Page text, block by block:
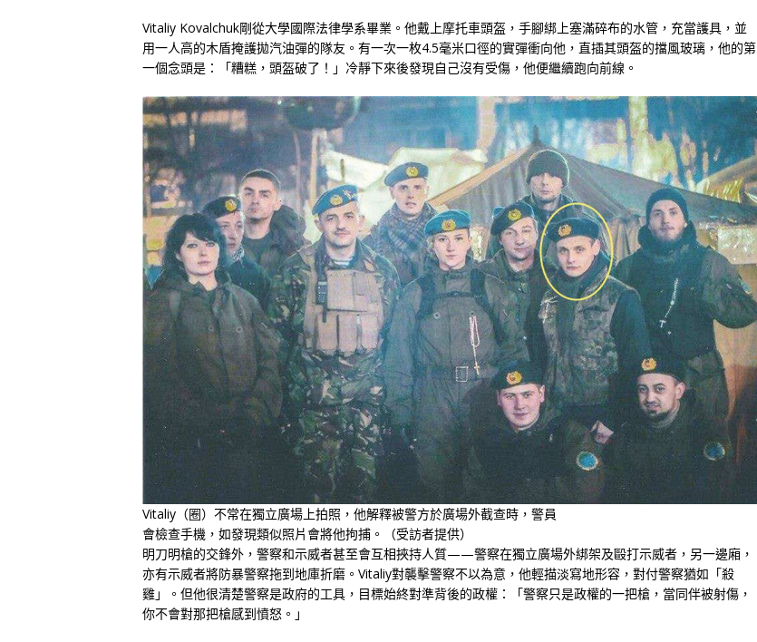
Vitaliy Kovalchuk剛從大學國際法律學系畢業。他戴上摩托車頭盔，手腳綁上塞滿碎布的水管，充當護具，並
用一人高的木盾掩護拋汽油彈的隊友。有一次一枚4.5毫米口徑的實彈衝向他，直插其頭盔的擋風玻璃，他的第
一個念頭是：「糟糕，頭盔破了！」冷靜下來後發現自己沒有受傷，他便繼續跑向前線。
Vitaliy（圈）不常在獨立廣場上拍照，他解釋被警方於廣場外截查時，警員
會檢查手機，如發現類似照片會將他拘捕。（受訪者提供）
明刀明槍的交鋒外，警察和示威者甚至會互相挾持人質——警察在獨立廣場外綁架及毆打示威者，另一邊廂，
亦有示威者將防暴警察拖到地庫折磨。Vitaliy對襲擊警察不以為意，他輕描淡寫地形容，對付警察猶如「殺
雞」。但他很清楚警察是政府的工具，目標始終對準背後的政權：「警察只是政權的一把槍，當同伴被射傷，
你不會對那把槍感到憤怒。」